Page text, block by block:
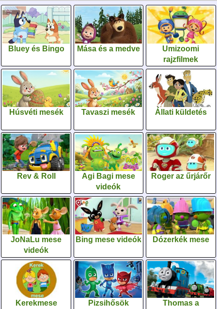
Bluey és Bingo Mása és a medve
Umizoomi
rajzfilmek
Húsvéti mesék Tavaszi mesék Állati küldetés
Rev & Roll
Agi Bagi mese
videók
Roger az űrjárőr
JoNaLu mese
videók
Bing mese videók Dózerkék mese
Kerekmese Pizsihősök
Thomas a